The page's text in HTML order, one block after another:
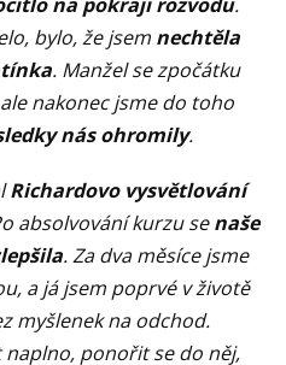
bylo, že jsem nechtěla
. Manžel se zpočátku
nakonec jsme do toho
nás ohromily.
Richardovo vysvětlování
absolvování kurzu senaše
. Za dva měsíce jsme
a já jsem poprvé v životě
myšlenek na odchod.
ponořit se do něj,